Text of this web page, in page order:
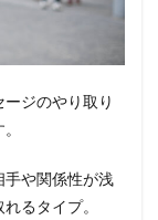
ジのやり取り
手や関係性が浅
るタイプ。